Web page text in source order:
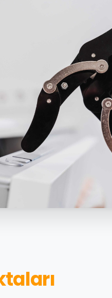
Üretimleri